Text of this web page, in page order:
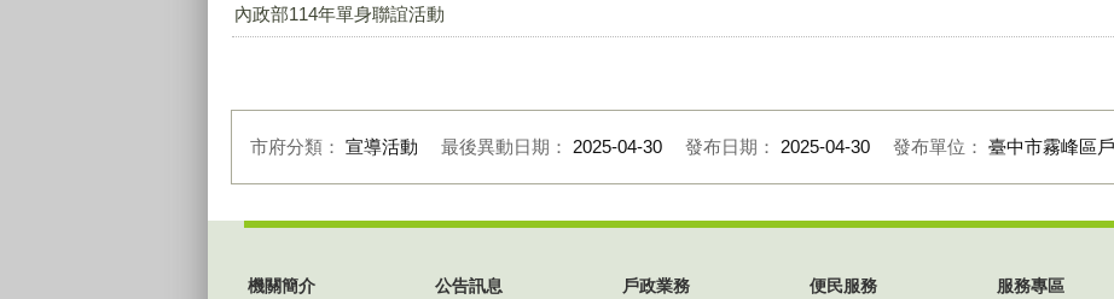
內政部114年單身聯誼活動
市府分類： 宣導活動 最後異動日期： 2025-04-30 發布日期： 2025-04-30 發布單位： 臺中市霧峰區
機關簡介 公告訊息 戶政業務 便民服務 服務專區